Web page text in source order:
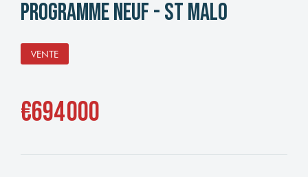
Programme neuf - St Malo
VENTE
€694 000